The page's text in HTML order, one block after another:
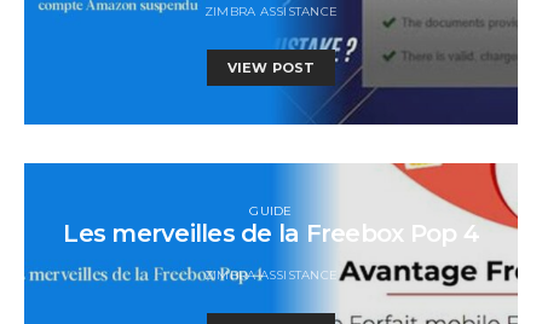
ZIMBRA ASSISTANCE
VIEW POST
GUIDE
Les merveilles de la Freebox Pop 4
ZIMBRA ASSISTANCE